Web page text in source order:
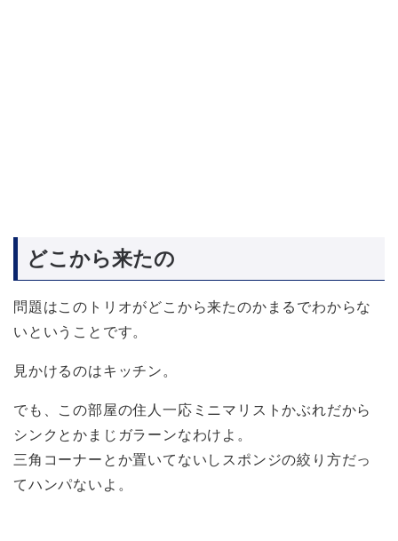
どこから来たの
問題はこのトリオがどこから来たのかまるでわからな
いということです。
見かけるのはキッチン。
でも、この部屋の住人一応ミニマリストかぶれだから
シンクとかまじガラーンなわけよ。
三角コーナーとか置いてないしスポンジの絞り方だっ
てハンパないよ。